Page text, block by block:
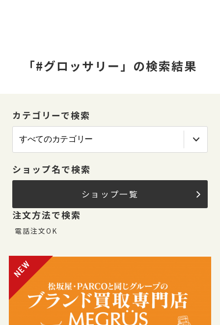
「#グロッサリー」の検索結果
カテゴリーで検索
ショップ名で検索
ショップ一覧
注文方法で検索
電話注文OK